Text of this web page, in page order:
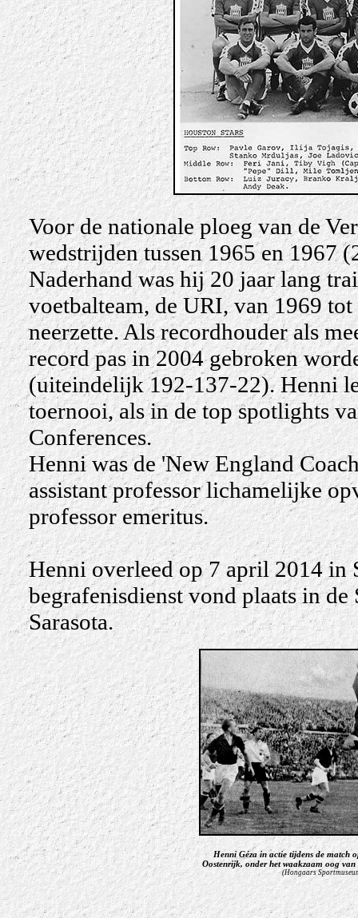
Voor de nationale ploeg van de
wedstrijden tussen 1965 en 1967
Naderhand was hij 20 jaar lang
voetbalteam, de URI, van 1969
neerzette. Als recordhouder als
record pas in 2004 gebroken
(uiteindelijk 192-137-22). Henni
toernooi, als in de top spotlights
Conferences.
Henni was de 'New England
assistant professor lichamelijke
professor emeritus.
Henni overleed op7 april 2014in
begrafenisdienst vond plaats in
Sarasota.
Henni Géza in actie tijdens de match
Oostenrijk, onder het waakzaam oog
(Hongaars